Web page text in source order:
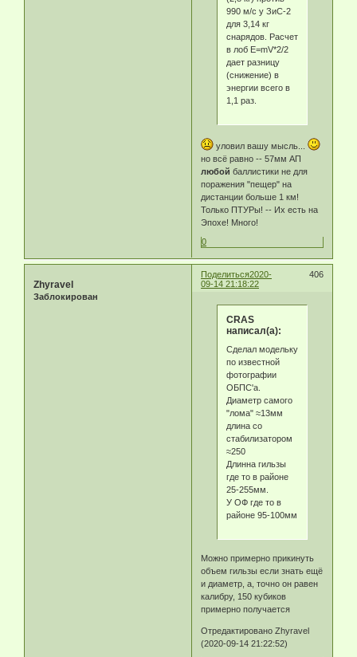
990 м/с у ЗиС-2
для 3,14 кг
снарядов. Расчет
в лоб Е=mV*2/2
дает разницу
(снижение) в
энергии всего в
1,1 раз.
уловил вашу мысль...
но всё равно -- 57мм АП
любой баллистики не для
поражения "пещер" на
дистанции больше 1 км!
Только ПТУРы! -- Их есть на
Эпохе! Много!
0
Поделиться 406
2020-
09-14 21:18:22
Zhyravel
Заблокирован
CRAS
написал(а):
Сделал модельку
по известной
фотографии
ОБПС'а.
Диаметр самого
"лома" ≈13мм
длина со
стабилизатором
≈250
Длинна гильзы
где то в районе
25-255мм.
У ОФ где то в
районе 95-100мм
Можно примерно прикинуть
объем гильзы если знать ещё
и диаметр, а, точно он равен
калибру, 150 кубиков
примерно получается
Отредактировано Zhyravel
(2020-09-14 21:22:52)